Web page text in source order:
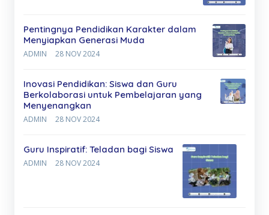
Pentingnya Pendidikan Karakter dalam
Menyiapkan Generasi Muda
ADMIN 28 NOV 2024
Inovasi Pendidikan: Siswa dan Guru
Berkolaborasi untuk Pembelajaran yang
Menyenangkan
ADMIN 28 NOV 2024
Guru Inspiratif: Teladan bagi Siswa
ADMIN 28 NOV 2024